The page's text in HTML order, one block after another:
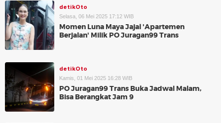
detikOto
Selasa, 06 Mei 2025 17:12 WIB
Momen Luna Maya Jajal 'Apartemen
Berjalan' Milik PO Juragan99 Trans
detikOto
Kamis, 01 Mei 2025 16:28 WIB
PO Juragan99 Trans Buka Jadwal Malam,
Bisa Berangkat Jam 9